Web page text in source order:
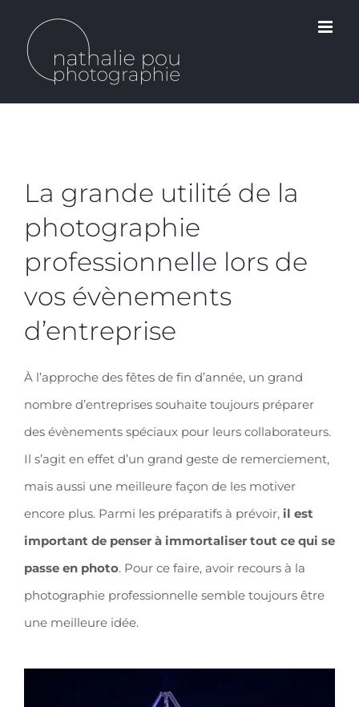
contenu
La grande utilité de la
photographie
professionnelle lors de
vos évènements
d’entreprise
À l’approche des fêtes de fin d’année, un grand
nombre d’entreprises souhaite toujours préparer
des évènements spéciaux pour leurs collaborateurs.
Il s’agit en effet d’un grand geste de remerciement,
mais aussi une meilleure façon de les motiver
encore plus. Parmi les préparatifs à prévoir, il est
important de penser à immortaliser tout ce qui se
passe en photo. Pour ce faire, avoir recours à la
photographie professionnelle semble toujours être
une meilleure idée.